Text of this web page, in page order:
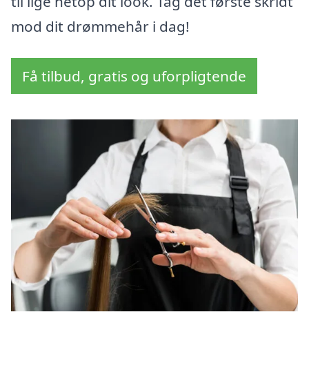
mod dit drømmehår i dag!
Få tilbud, gratis og uforpligtende